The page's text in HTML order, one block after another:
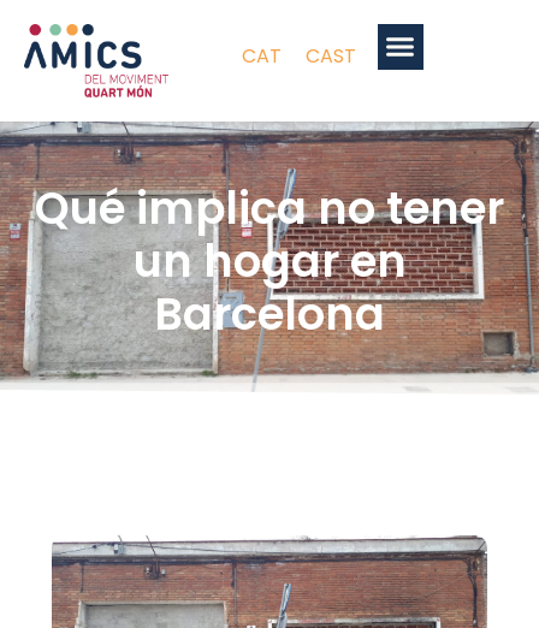
CAT CAST
Qué implica no tener
un hogar en
Barcelona